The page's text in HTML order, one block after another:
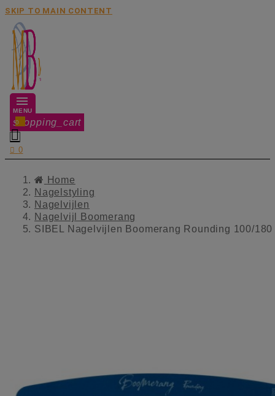
SKIP TO MAIN CONTENT
MENU
shopping_cart
0

 0
Home
Nagelstyling
Nagelvijlen
Nagelvijl Boomerang
SIBEL Nagelvijlen Boomerang Rounding 100/180